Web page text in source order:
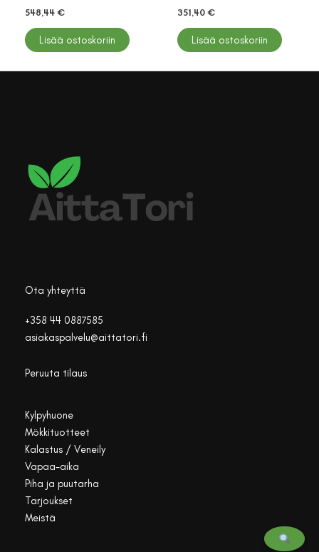
548,44 €
Lisää ostoskoriin
351,40 €
Lisää ostoskoriin
Ota yhteyttä
+358 44 0887585
asiakaspalvelu@aittatori.fi
Peruuta tilaus
Kylpyhuone
Mökkituotteet
Kalastus / Veneily
Vapaa-aika
Piha ja puutarha
Tarjoukset
Meistä